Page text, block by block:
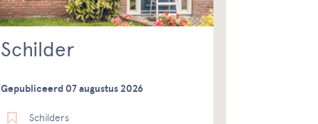
Schilder
Gepubliceerd 07 augustus 2026
Schilders